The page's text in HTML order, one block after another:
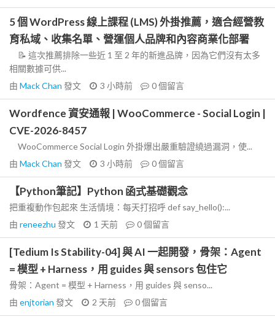
5 個 WordPress 線上課程 (LMS) 外掛推薦，適合經營教
育私域、收集名單、營運個人品牌和內容商業化部署
📝 這次推薦排除一些近 1 至 2 年的新進品牌，因為它們沒有太多
相關數據可供...
由 Mack Chan 發文 3 小時前 0個留言
Wordfence 資安通報 | WooCommerce - Social Login |
CVE-2026-8457
WooCommerce Social Login 外掛爆出嚴重驗證繞過漏洞，使...
由 Mack Chan 發文 3 小時前 0個留言
【Python筆記】Python 函式基礎觀念
把重複動作包起來 生活情境：每天打招呼 def say_hello():...
由 reneezhu 發文 1 天前 0個留言
[Tedium Is Stability-04] 與 AI 一起開發，骨架：Agent
= 模型 + Harness，用 guides 與 sensors 包住它
骨架：Agent = 模型 + Harness，用 guides 與 senso...
由 enjtorian 發文 2 天前 0個留言